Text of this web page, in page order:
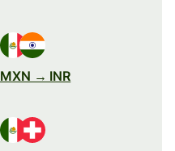
MXN → INR